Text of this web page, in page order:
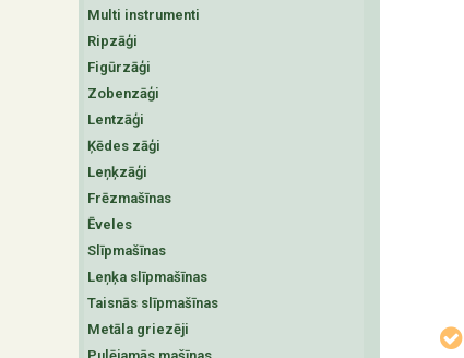
Multi instrumenti
Ripzāģi
Figūrzāģi
Zobenzāģi
Lentzāģi
Ķēdes zāģi
Leņķzāģi
Frēzmašīnas
Ēveles
Slīpmašīnas
Leņķa slīpmašīnas
Taisnās slīpmašīnas
Metāla griezēji